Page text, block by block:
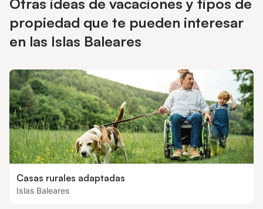
Otras ideas de vacaciones y tipos de
propiedad que te pueden interesar
en las Islas Baleares
Casas rurales adaptadas
Islas Baleares